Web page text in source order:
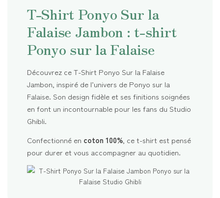
T-Shirt Ponyo Sur la
Falaise Jambon : t-shirt
Ponyo sur la Falaise
Découvrez ce T-Shirt Ponyo Sur la Falaise
Jambon, inspiré de l’univers de Ponyo sur la
Falaise. Son design fidèle et ses finitions soignées
en font un incontournable pour les fans du Studio
Ghibli.
Confectionné en coton 100% , ce t-shirt est pensé
pour durer et vous accompagner au quotidien.